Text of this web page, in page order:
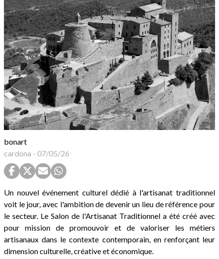
bonart
cardona - 07/05/26
Un nouvel événement culturel dédié à l'artisanat traditionnel
voit le jour, avec l'ambition de devenir un lieu de référence pour
le secteur. Le Salon de l'Artisanat Traditionnel a été créé avec
pour mission de promouvoir et de valoriser les métiers
artisanaux dans le contexte contemporain, en renforçant leur
dimension culturelle, créative et économique.